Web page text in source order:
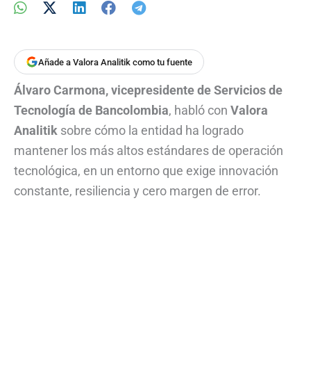
Añade a Valora Analitik como tu fuente
Álvaro Carmona, vicepresidente de Servicios de
Tecnología de Bancolombia, habló con Valora
Analitik sobre cómo la entidad ha logrado
mantener los más altos estándares de operación
tecnológica, en un entorno que exige innovación
constante, resiliencia y cero margen de error.